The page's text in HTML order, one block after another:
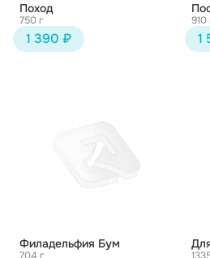
Поход
750 г
1 390 ₽
910
1
Филадельфия Бум